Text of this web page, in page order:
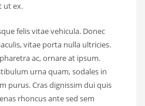
ut ex.
felis vitae vehicula. Donec
vitae porta nulla ultricies.
ac, ornare at ipsum.
urna quam, sodales in
purus. Cras dignissim dui quis
rhoncus ante sed sem